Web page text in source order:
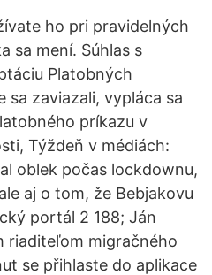
ho pri pravidelných
sa mení. Súhlas s
Platobných
zaviazali, vypláca sa
príkazu v
Týždeň v médiách:
oblek počas lockdownu,
aj o tom, že Bebjakovu
portál 2 188; Ján
riaditeľom migračného
se přihlaste do aplikace